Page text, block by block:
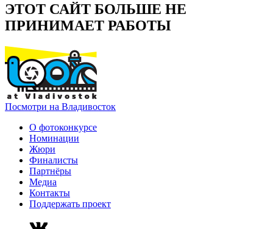
ЭТОТ САЙТ БОЛЬШЕ НЕ
ПРИНИМАЕТ РАБОТЫ
Посмотри на Владивосток
О фотоконкурсе
Номинации
Жюри
Финалисты
Партнёры
Медиа
Контакты
Поддержать проект